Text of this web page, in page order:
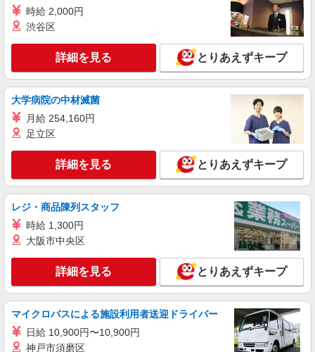
アルバイト
販売スタッフ
時給1,094円〜1,627円 ※経験・能力に応じて
時給を考慮いたします □交通費支給 □時間外手当
（１分単位で別途全額支給） ■昇給・昇格制度あ
り □賞与あり（年２回） ■目標達成手当 ※全て当
社規定あり
詳細を見る
パート
ケーズデンキ薩摩川内店
接客スタッフ
【平日・土】時給1,029円〜1,174円 【日・
祝】 時給1,129円〜1,274円 ※経験・能力に応じ
当（１分単位で別途全額支給） ■昇給・昇格制度
あり（年度契約更新時） □賞与あり（年２回） ※
全て当社規定あり
鹿児島県薩摩川内市勝目町4086番1
キープ 詳細を見る
ケーズデンキ 薩摩川内店
接客スタッフ
時給 2,000円
渋谷区
詳細を見る とりあえずキープ
大学病院の中材滅菌
月給 254,160円
足立区
詳細を見る とりあえずキープ
レジ・商品陳列スタッフ
時給 1,300円
大阪市中央区
詳細を見る とりあえずキープ
マイクロバスによる施設利用者送迎ドライバー
日給 10,900円〜10,900円
神戸市須磨区